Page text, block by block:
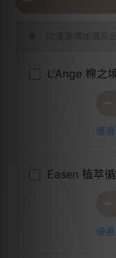
L'Ange 棉之
優
Easen 植萃
優